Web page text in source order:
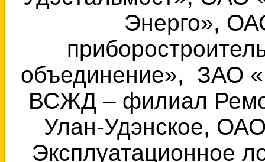
Энерго»,
объединение», ЗАО
ВСЖД – филиал
Улан-Удэнское,
Эксплуатационное